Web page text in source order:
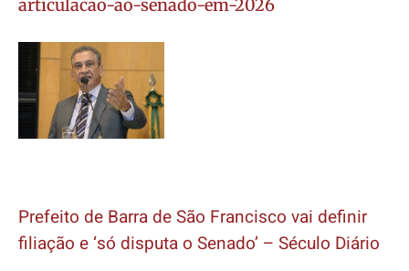
articulacao-ao-senado-em-2026
Prefeito de Barra de São Francisco vai definir
filiação e ‘só disputa o Senado’ – Século Diário